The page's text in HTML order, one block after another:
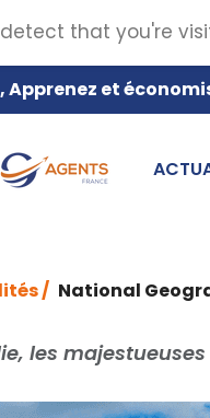
Apprenez et
/ National
les
that you're